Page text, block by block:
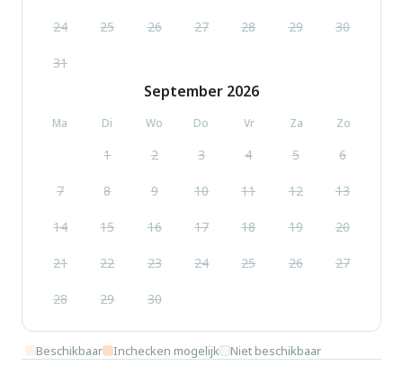
24 25 26 27 28 29 30
31
September 2026
Ma Di Wo Do Vr Za Zo
1 2 3 4 5 6
7 8 9 10 11 12 13
14 15 16 17 18 19 20
21 22 23 24 25 26 27
28 29 30
Beschikbaar Inchecken mogelijk Niet beschikbaar